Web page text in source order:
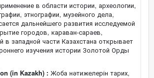
в области истории, археологии,
этнографии, музейного дела,
дальнейшего развития исследуемой
городов, караван-сараев,
в западной части Казахстана открывает
изучения истории Золотой Орды
(in Kazakh) : Жоба нәтижелерін тарих,